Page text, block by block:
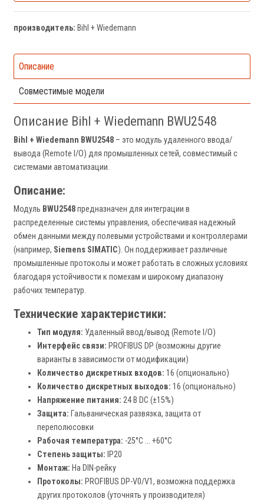
производитель: Bihl + Wiedemann
Описание
Совместимые модели
Описание Bihl + Wiedemann BWU2548
Bihl + Wiedemann BWU2548 – это модуль удаленного ввода/
вывода (Remote I/O) для промышленных сетей, совместимый с
системами автоматизации.
Описание:
Модуль BWU2548предназначен для интеграции в
распределенные системы управления, обеспечивая надежный
обмен данными между полевыми устройствами и контроллерами
(например, Siemens SIMATIC). Он поддерживает различные
промышленные протоколы и может работать в сложных условиях
благодаря устойчивости к помехам и широкому диапазону
рабочих температур.
Технические характеристики:
Тип модуля: Удаленный ввод/вывод (Remote I/O)
Интерфейс связи: PROFIBUS DP (возможны другие
варианты в зависимости от модификации)
Количество дискретных входов: 16 (опционально)
Количество дискретных выходов: 16 (опционально)
Напряжение питания: 24 В DC (±15%)
Защита: Гальваническая развязка, защита от
переполюсовки
Рабочая температура: -25°C … +60°C
Степень защиты: IP20
Монтаж: На DIN-рейку
Протоколы: PROFIBUS DP-V0/V1, возможна поддержка
других протоколов (уточнять у производителя)